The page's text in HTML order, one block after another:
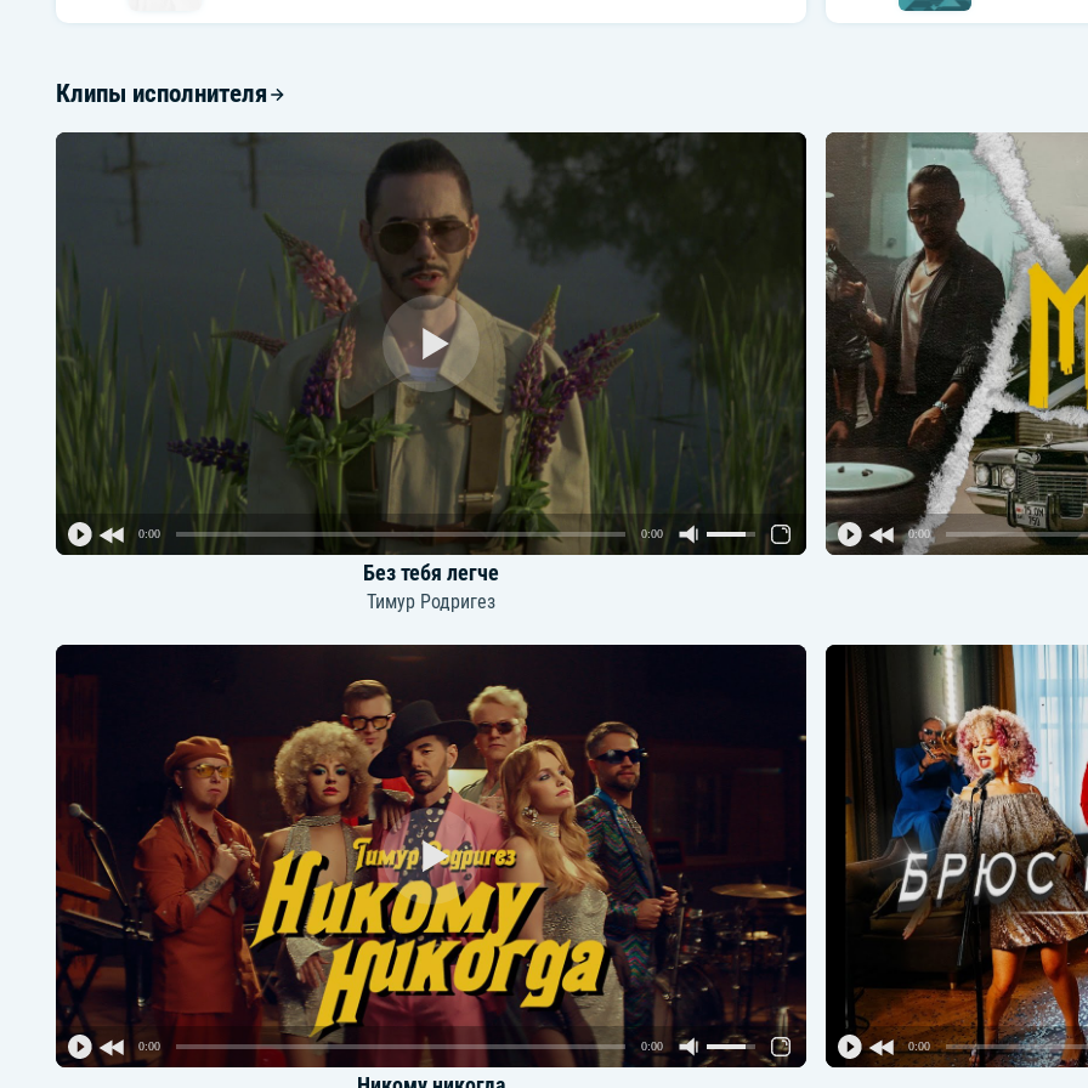
Клипы исполнителя
0:00 0:00
Без тебя легче
Тимур Родригез
0:00
0:00 0:00 0:00